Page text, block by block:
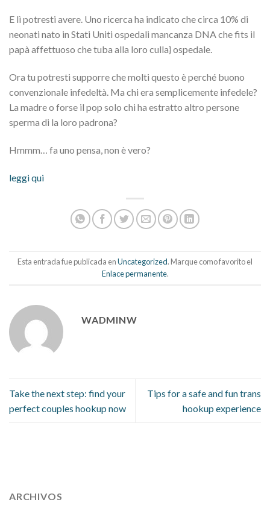
E lì potresti avere. Uno ricerca ha indicato che circa 10% di
neonati nato in Stati Uniti ospedali mancanza DNA che fits il
papà affettuoso che tuba alla loro culla} ospedale.
Ora tu potresti supporre che molti questo è perché buono
convenzionale infedeltà. Ma chi era semplicemente infedele?
La madre o forse il pop solo chi ha estratto altro persone
sperma di la loro padrona?
Hmmm… fa uno pensa, non è vero?
leggi qui
Esta entrada fue publicada enUncategorized. Marque como favorito el
Enlace permanente.
WADMINW
Take the next step: find your
perfect couples hookup now
Tips for a safe and fun trans
hookup experience
pressure 112 50
ARCHIVOS